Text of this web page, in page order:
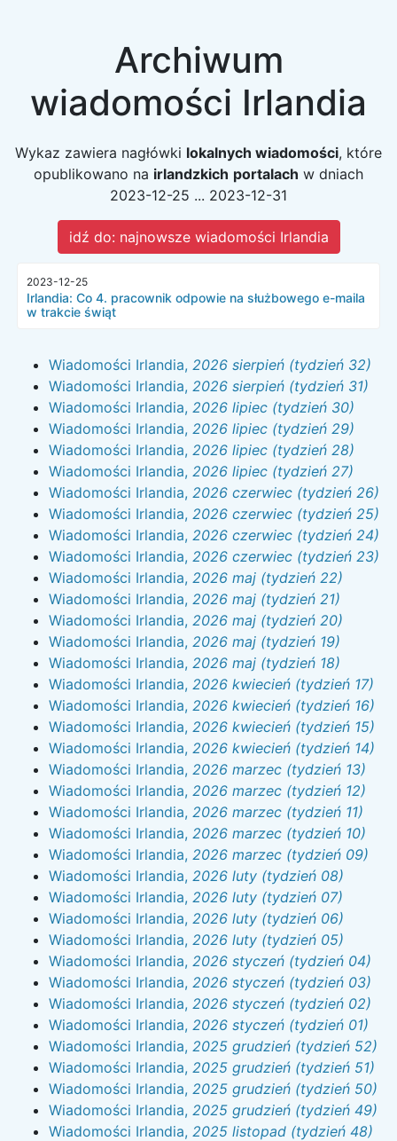
Archiwum
wiadomości Irlandia
Wykaz zawiera nagłówki lokalnych wiadomości, które
opublikowano na irlandzkich portalach w dniach
2023-12-25 ... 2023-12-31
idź do: najnowsze wiadomości Irlandia
2023-12-25
Irlandia: Co 4. pracownik odpowie na służbowego e-maila
w trakcie świąt
Wiadomości Irlandia, 2026 sierpień (tydzień 32)
Wiadomości Irlandia, 2026 sierpień (tydzień 31)
Wiadomości Irlandia, 2026 lipiec (tydzień 30)
Wiadomości Irlandia, 2026 lipiec (tydzień 29)
Wiadomości Irlandia, 2026 lipiec (tydzień 28)
Wiadomości Irlandia, 2026 lipiec (tydzień 27)
Wiadomości Irlandia, 2026 czerwiec (tydzień 26)
Wiadomości Irlandia, 2026 czerwiec (tydzień 25)
Wiadomości Irlandia, 2026 czerwiec (tydzień 24)
Wiadomości Irlandia, 2026 czerwiec (tydzień 23)
Wiadomości Irlandia, 2026 maj (tydzień 22)
Wiadomości Irlandia, 2026 maj (tydzień 21)
Wiadomości Irlandia, 2026 maj (tydzień 20)
Wiadomości Irlandia, 2026 maj (tydzień 19)
Wiadomości Irlandia, 2026 maj (tydzień 18)
Wiadomości Irlandia, 2026 kwiecień (tydzień 17)
Wiadomości Irlandia, 2026 kwiecień (tydzień 16)
Wiadomości Irlandia, 2026 kwiecień (tydzień 15)
Wiadomości Irlandia, 2026 kwiecień (tydzień 14)
Wiadomości Irlandia, 2026 marzec (tydzień 13)
Wiadomości Irlandia, 2026 marzec (tydzień 12)
Wiadomości Irlandia, 2026 marzec (tydzień 11)
Wiadomości Irlandia, 2026 marzec (tydzień 10)
Wiadomości Irlandia, 2026 marzec (tydzień 09)
Wiadomości Irlandia, 2026 luty (tydzień 08)
Wiadomości Irlandia, 2026 luty (tydzień 07)
Wiadomości Irlandia, 2026 luty (tydzień 06)
Wiadomości Irlandia, 2026 luty (tydzień 05)
Wiadomości Irlandia, 2026 styczeń (tydzień 04)
Wiadomości Irlandia, 2026 styczeń (tydzień 03)
Wiadomości Irlandia, 2026 styczeń (tydzień 02)
Wiadomości Irlandia, 2026 styczeń (tydzień 01)
Wiadomości Irlandia, 2025 grudzień (tydzień 52)
Wiadomości Irlandia, 2025 grudzień (tydzień 51)
Wiadomości Irlandia, 2025 grudzień (tydzień 50)
Wiadomości Irlandia, 2025 grudzień (tydzień 49)
Wiadomości Irlandia, 2025 listopad (tydzień 48)